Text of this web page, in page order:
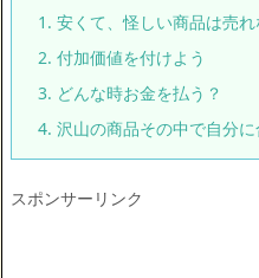
1. 安くて、怪しい商品は売
2. 付加価値を付けよう
3. どんな時お金を払う？
4. 沢山の商品その中で自分
スポンサーリンク